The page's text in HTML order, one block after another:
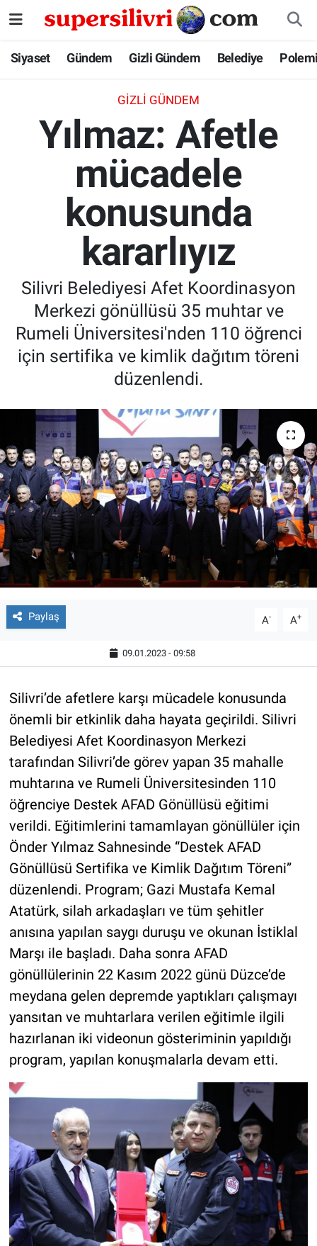
Siyaset Gündem Gizli Gündem Belediye
GIZLI GÜNDEM
Yılmaz: Afetle
mücadele
konusunda
kararlıyız
Silivri Belediyesi Afet Koordinasyon
Merkezi gönüllüsü 35 muhtar ve
Rumeli Üniversitesi'nden 110 öğrenci
için sertifika ve kimlik dağıtım töreni
düzenlendi.
Paylaş A- A+
09.01.2023 - 09:58
Silivri’de afetlere karşı mücadele konusunda
önemli bir etkinlik daha hayata geçirildi. Silivri
Belediyesi Afet Koordinasyon Merkezi
tarafından Silivri’de görev yapan 35 mahalle
muhtarına ve Rumeli Üniversitesinden 110
öğrenciye Destek AFAD Gönüllüsü eğitimi
verildi. Eğitimlerini tamamlayan gönüllüler için
Önder Yılmaz Sahnesinde “Destek AFAD
Gönüllüsü Sertifika ve Kimlik Dağıtım Töreni”
düzenlendi. Program; Gazi Mustafa Kemal
Atatürk, silah arkadaşları ve tüm şehitler
anısına yapılan saygı duruşu ve okunan İstiklal
Marşı ile başladı. Daha sonra AFAD
gönüllülerinin 22 Kasım 2022 günü Düzce’de
meydana gelen depremde yaptıkları çalışmayı
yansıtan ve muhtarlara verilen eğitimle ilgili
hazırlanan iki videonun gösteriminin yapıldığı
program, yapılan konuşmalarla devam etti.
Siyaset
Gizli Gündem
Belediye
Polemik
İstanbul Nöbetçi Eczaneler
İstanbul Hava Durumu
İstanbul Namaz Vakitleri
İstanbul Trafik Yoğunluk Haritası
Süper Lig Puan Durumu ve Fikstür
Tüm Manşetler
Haber Arşivi